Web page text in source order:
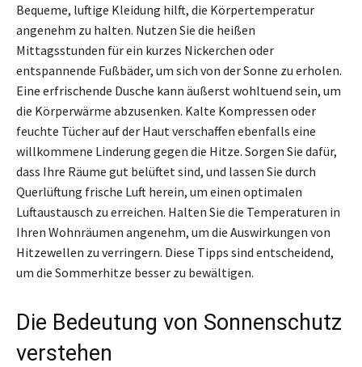
Bequeme, luftige Kleidung hilft, die Körpertemperatur
angenehm zu halten. Nutzen Sie die heißen
Mittagsstunden für ein kurzes Nickerchen oder
entspannende Fußbäder, um sich von der Sonne zu erholen.
Eine erfrischende Dusche kann äußerst wohltuend sein, um
die Körperwärme abzusenken. Kalte Kompressen oder
feuchte Tücher auf der Haut verschaffen ebenfalls eine
willkommene Linderung gegen die Hitze. Sorgen Sie dafür,
dass Ihre Räume gut belüftet sind, und lassen Sie durch
Querlüftung frische Luft herein, um einen optimalen
Luftaustausch zu erreichen. Halten Sie die Temperaturen in
Ihren Wohnräumen angenehm, um die Auswirkungen von
Hitzewellen zu verringern. Diese Tipps sind entscheidend,
um die Sommerhitze besser zu bewältigen.
Die Bedeutung von Sonnenschutz
verstehen